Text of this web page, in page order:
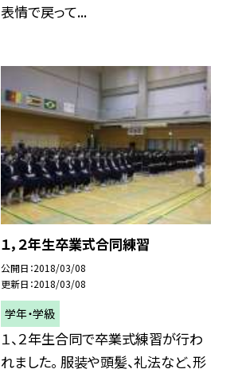
表情で戻って...
１，２年生卒業式合同練習
公開日 2018/03/08
更新日 2018/03/08
学年・学級
１、２年生合同で卒業式練習が行わ
れました。 服装や頭髪、礼法など、形